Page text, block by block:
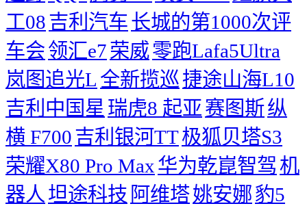
工08吉利汽车长城的第1000次评
车会领汇e7荣威零跑Lafa5Ultra
岚图追光L 全新揽巡捷途山海L10
吉利中国星 瑞虎8 起亚赛图斯纵
横 F700吉利银河TT极狐贝塔S3
荣耀X80 Pro Max华为乾崑智驾 机
器人 坦途科技 阿维塔姚安娜豹5